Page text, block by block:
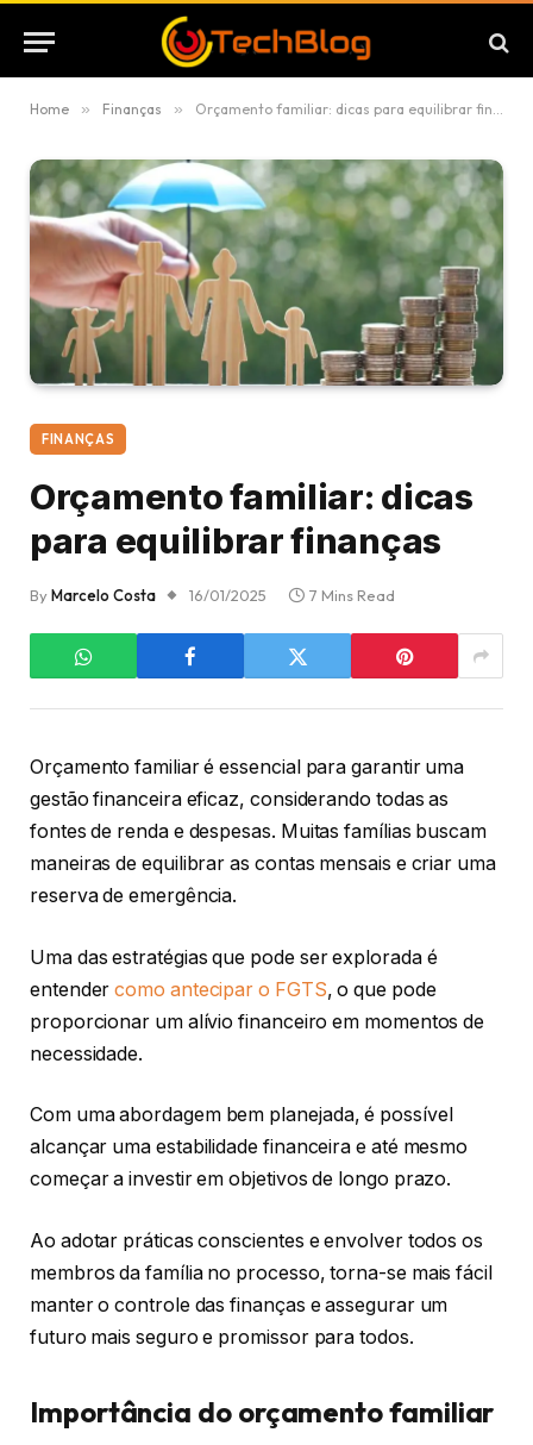
Home » Finanças » Orçamento familiar: dicas para equilibrar finanças
FINANÇAS
Orçamento familiar: dicas
para equilibrar finanças
ByMarcelo Costa 16/01/2025 7 Mins Read
Orçamento familiar é essencial para garantir uma
gestão financeira eficaz, considerando todas as
fontes de renda e despesas. Muitas famílias buscam
maneiras de equilibrar as contas mensais e criar uma
reserva de emergência.
Uma das estratégias que pode ser explorada é
entendercomo antecipar o FGTS, o que pode
proporcionar um alívio financeiro em momentos de
necessidade.
Com uma abordagem bem planejada, é possível
alcançar uma estabilidade financeira e até mesmo
começar a investir em objetivos de longo prazo.
Ao adotar práticas conscientes e envolver todos os
membros da família no processo, torna-se mais fácil
manter o controle das finanças e assegurar um
futuro mais seguro e promissor para todos.
Importância do orçamento familiar